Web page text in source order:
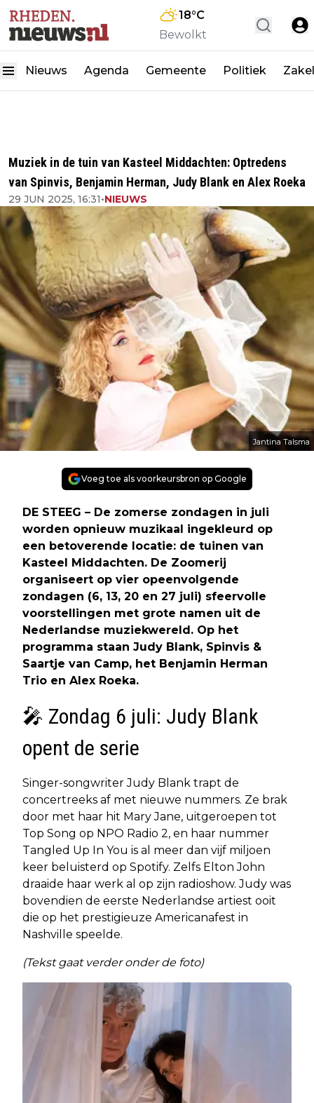
18°C
Bewolkt
Nieuws Agenda Gemeente Politiek
Muziek in de tuin van Kasteel Middachten: Optredens
van Spinvis, Benjamin Herman, Judy Blank en Alex Roeka
29 JUN 2025, 16:31•NIEUWS
Jantina Talsma
Voeg toe als voorkeursbron op Google
DE STEEG – De zomerse zondagen in juli
worden opnieuw muzikaal ingekleurd op
een betoverende locatie: de tuinen van
Kasteel Middachten. De Zoomerij
organiseert op vier opeenvolgende
zondagen (6, 13, 20 en 27 juli) sfeervolle
voorstellingen met grote namen uit de
Nederlandse muziekwereld. Op het
programma staan Judy Blank, Spinvis &
Saartje van Camp, het Benjamin Herman
Trio en Alex Roeka.
🎤 Zondag 6 juli: Judy Blank
opent de serie
Singer-songwriter Judy Blank trapt de
concertreeks af met nieuwe nummers. Ze brak
door met haar hit Mary Jane, uitgeroepen tot
Top Song op NPO Radio 2, en haar nummer
Tangled Up In You is al meer dan vijf miljoen
keer beluisterd op Spotify. Zelfs Elton John
draaide haar werk al op zijn radioshow. Judy was
bovendien de eerste Nederlandse artiest ooit
die op het prestigieuze Americanafest in
Nashville speelde.
(Tekst gaat verder onder de foto)